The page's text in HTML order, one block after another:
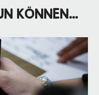
KÖNNEN…